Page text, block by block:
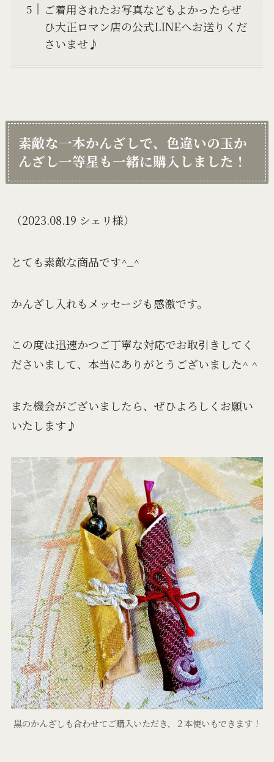
ご着用されたお写真などもよかったらぜ
ひ大正ロマン店の公式LINEへお送りくだ
さいませ♪
素敵な一本かんざしで、色違いの玉か
んざし一等星も一緒に購入しました！
（2023.08.19 シェリ様）
とても素敵な商品です^_^
かんざし入れもメッセージも感激です。
この度は迅速かつご丁寧な対応でお取引きしてく
ださいまして、本当にありがとうございました^ ^
また機会がございましたら、ぜひよろしくお願い
いたします♪
黒のかんざしも合わせてご購入いただき、２本使いもできます！